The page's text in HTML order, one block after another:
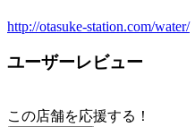
http://otasuke-station.com/water/
ユーザーレビュー
この店舗を応援する！